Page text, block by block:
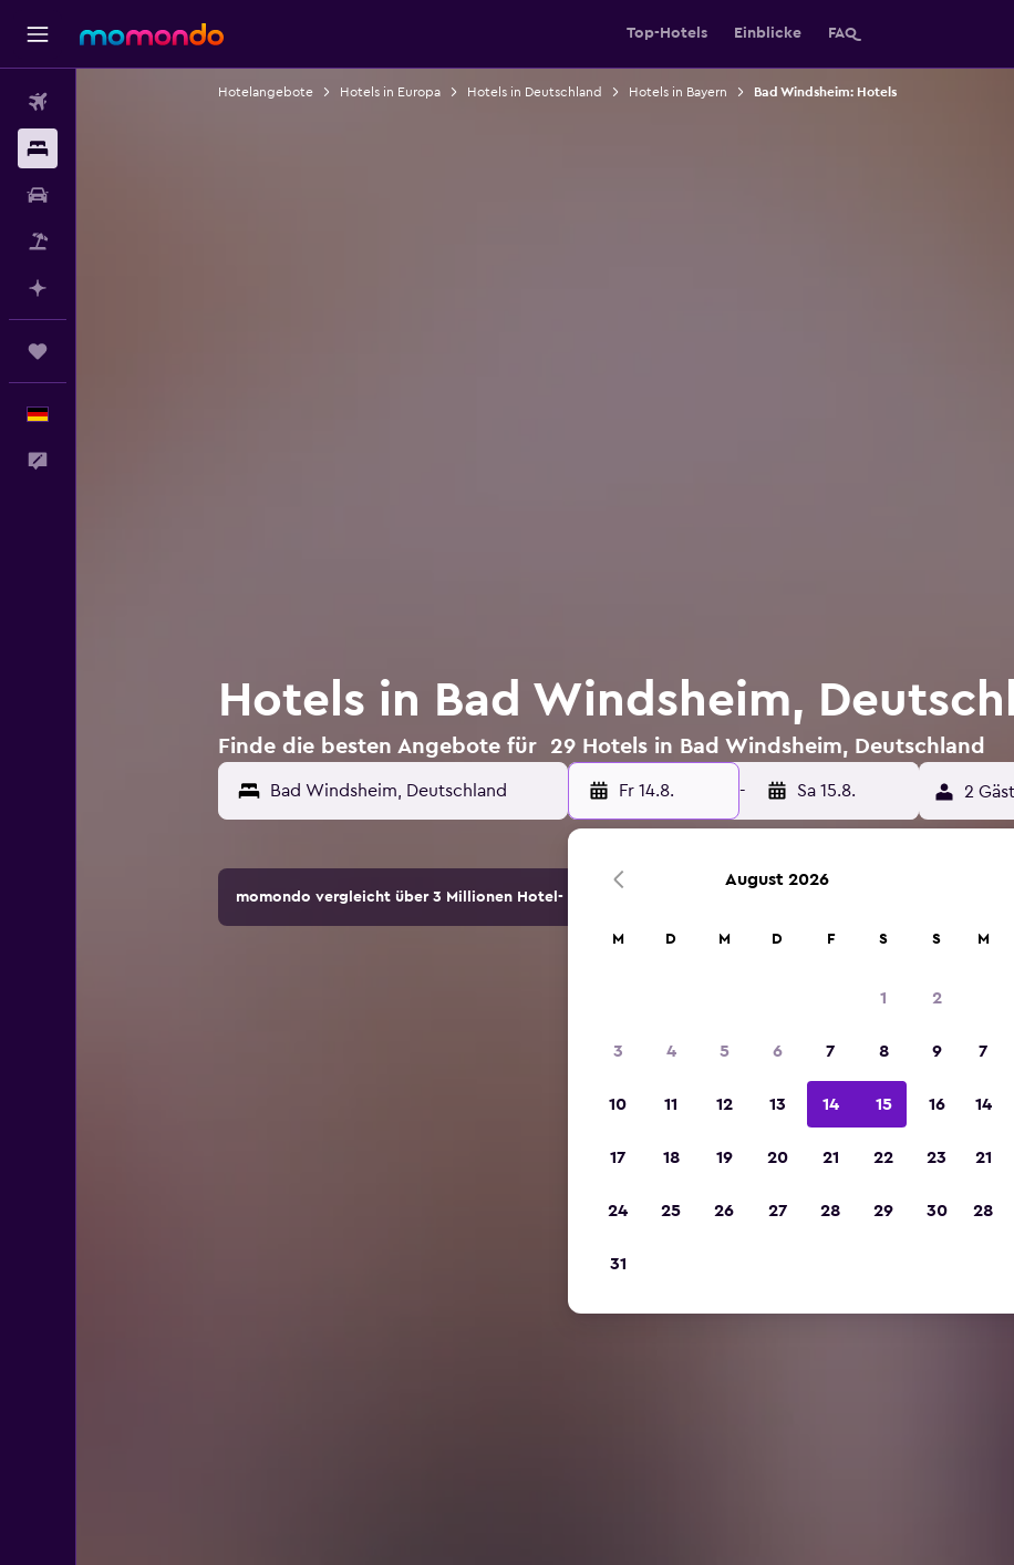
Top-Hotels Einblicke FAQ
Hotelangebote Hotels in Europa Hotels in Deutschland Hotels in Bayern Bad Windsheim: Hotels
Hotels in Bad Windsheim,
Finde die besten Angebote für 29 Hotels in Bad Windsheim, Deutschland
Fr 14.8. - Sa 15.8. 2
momondo vergleicht über 3 Millionen Hotel- und Unterkunftsoptionen.
August 2026
M D M D F S S
1 2
3 4 5 6 7 8 9
10 11 12 13 14 15 16
17 18 19 20 21 22 23
24 25 26 27 28 29 30
31
M
7
14
21
28